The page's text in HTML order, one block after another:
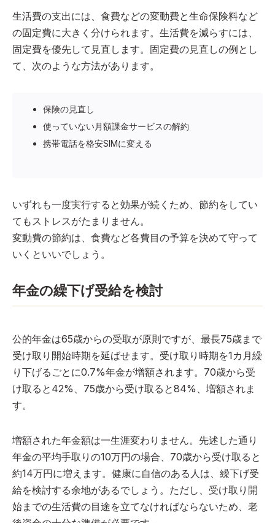
生活費の支出には、食費などの変動費と生命保険料など
の固定費に大きく分けられます。生活費を減らすには、
固定費を優先して見直します。固定費の見直しの例とし
て、次のような方法があります。
保険の見直し
使っていない月額課金サービスの解約
携帯電話を格安SIMに変える
いずれも一度実行すると効果が続くため、節約をしてい
てもストレスがたまりません。
変動費の節約は、食費など各費目の予算を決めて守って
いくといいでしょう。
年金の繰下げ受給を検討
公的年金は65歳からの受取が原則ですが、最長75歳まで
受け取り開始時期を延ばせます。受け取り時期を1カ月繰
り下げるごとに0.7%年金が増額されます。70歳から受
け取ると42%、75歳から受け取ると84%、増額されま
す。
増額された年金額は一生涯変わりません。先述した通り
年金の平均手取りの10万円の場合、70歳から受け取ると
約14万円に増えます。健康に自信のある人は、繰下げ受
給を検討する余地があるでしょう。ただし、受け取り開
始までの生活費の目途を立てなければならないため、老